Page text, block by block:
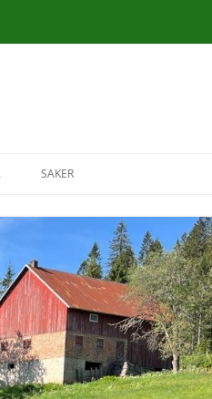
2.
I
SAKER
LILLOMARKA
LANDSKAPSVERNOMRÅDE
SKJØTSEL OG ARTSMANGFOLD PÅ
HESTEJORDENE